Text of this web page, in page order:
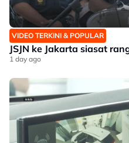
VIDEO TERKINI & POPULAR
JSJN ke Jakarta siasat
1 day ago